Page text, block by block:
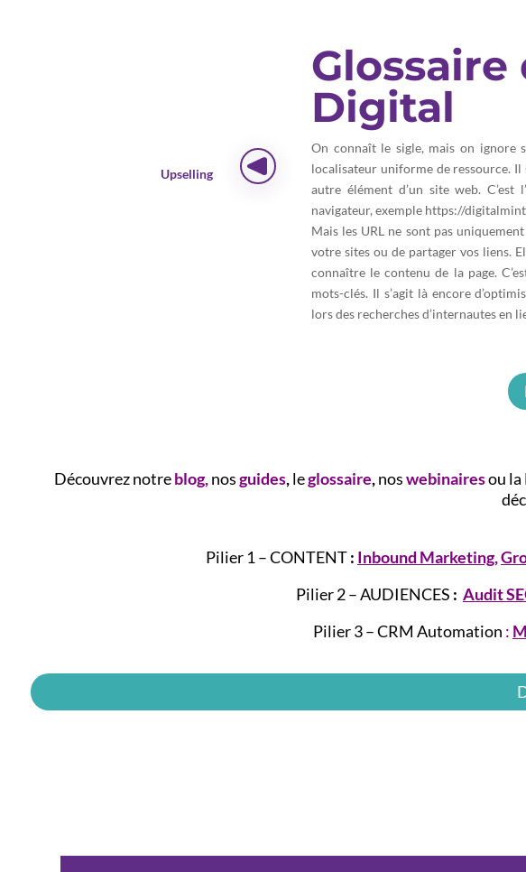
Upselling
Digital
On connaît le sigle, mais on ignore
localisateur uniforme de ressource. Il
autre élément d’un site web.
navigateur, exemple https://
Mais les URL ne sont pas
votre sites ou de partager vos liens.
connaître le contenu de la page.
mots-clés. Il s’agit là encore
lors des recherches d’internautes en
Découvrez notreblog,nosguides,leglossaire,noswebinairesou la
Pilier 1 – CONTENT: Inbound Marketing,
Pilier 2 – AUDIENCES : Audit
Pilier 3 – CRM Automation :